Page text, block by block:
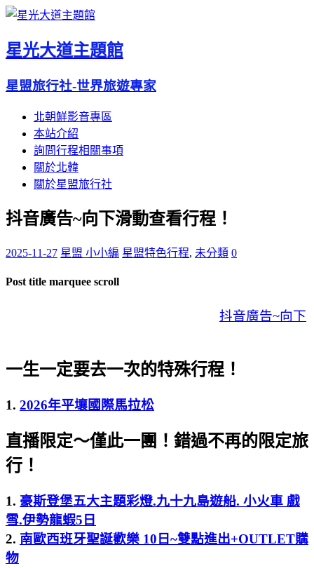
星光大道主題館
星盟旅行社-世界旅遊專家
北朝鮮影音專區
本站介紹
詢問行程相關事項
關於北韓
關於星盟旅行社
抖音廣告~向下滑動查看行程！
2025-11-27 星盟 小小編 星盟特色行程, 未分類 0
Post title marquee scroll
抖音廣告~向下
一生一定要去一次的特殊行程！
1. 2026年平壤國際馬拉松
直播限定～僅此一團！錯過不再的限定旅
行！
1. 豪斯登堡五大主題彩燈.九十九島遊船. 小火車 戲
雪.伊勢龍蝦5日
2. 南歐西班牙聖誕歡樂 10日~雙點進出+OUTLET購
物